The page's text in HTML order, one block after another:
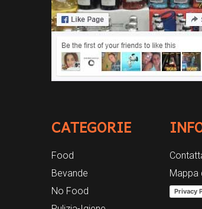
CATEGORIE
Food
Bevande
No Food
Mappa
Privacy